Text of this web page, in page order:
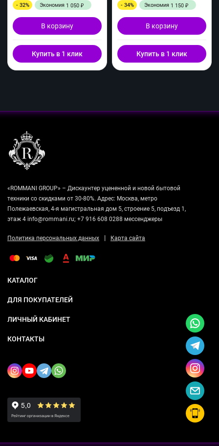
- 32% Экономия 1 050 ₽
В корзину
Купить в 1 клик
- 34% Экономия 1 150 ₽
В корзину
Купить в 1 клик
«ROMMANI GROUP» – Дискаунтер уцененной и новой бытовой
техники со скидками от 30-80%. Адрес: Москва, метро
Полежаевская, 4-я магистральная дом 5, строение 5, подъезд 1,
этаж 4 info@rommani.ru; +7 916 608 0288 мессенджеры
Политика персональных данных | Карта сайта
КАТАЛОГ
ДЛЯ ПОКУПАТЕЛЕЙ
ЛИЧНЫЙ КАБИНЕТ
КОНТАКТЫ